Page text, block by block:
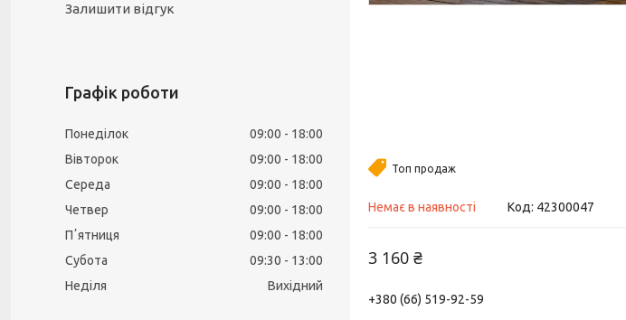
Топ продаж
Немає в наявності Код: 42300047
3 160 ₴
+380 (66) 519-92-59
Залишити відгук
Графік роботи
Понеділок 09:00
18:00
Вівторок
09:00
18:00
Середа
09:00
18:00
Четвер
09:00
18:00
Пʼятниця
09:00
18:00
Субота
09:30
13:00
Неділя
Вихідний